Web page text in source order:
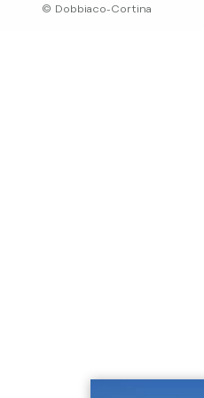
© Dobbiaco-Cortina